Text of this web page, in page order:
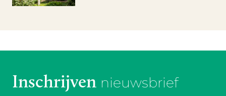
Inschrijven nieuwsbrief